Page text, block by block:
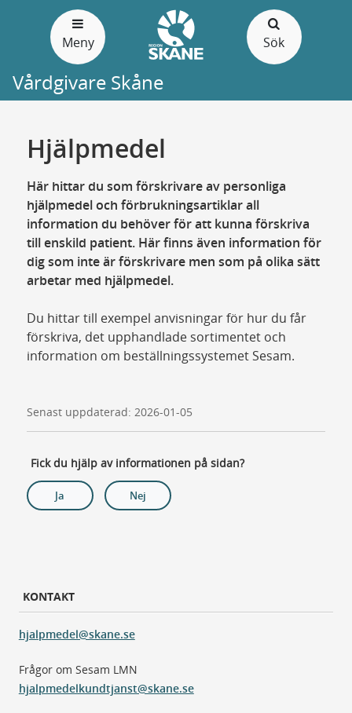
Meny Sök
Vårdgivare Skåne
Hjälpmedel
Här hittar du som förskrivare av personliga
hjälpmedel och förbrukningsartiklar all
information du behöver för att kunna förskriva
till enskild patient. Här finns även information för
dig som inte är förskrivare men som på olika sätt
arbetar med hjälpmedel.
Du hittar till exempel anvisningar för hur du får
förskriva, det upphandlade sortimentet och
information om beställningssystemet Sesam.
Senast uppdaterad: 2026-01-05
Fick du hjälp av informationen på sidan?
Ja Nej
KONTAKT
hjalpmedel@skane.se
Frågor om Sesam LMN
hjalpmedelkundtjanst@skane.se